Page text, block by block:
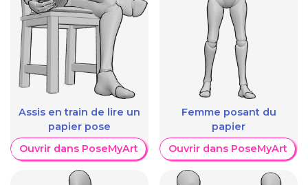
Assis en train de lire un
papier pose
Ouvrir dans PoseMyArt
Femme posant du
papier
Ouvrir dans PoseMyArt